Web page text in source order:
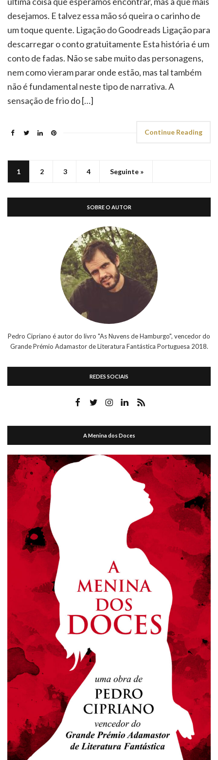
desejamos. E talvez essa mão só queira o carinho de
um toque quente. Ligação do Goodreads Ligação para
descarregar o conto gratuitamente Esta história é um
conto de fadas. Não se sabe muito das personagens,
nem como vieram parar onde estão, mas tal também
não é fundamental neste tipo de narrativa. A
sensação de frio do […]
Continue Reading
1 2 3 4 Seguinte »
SOBRE O AUTOR
Pedro Cipriano é autor do livro "As Nuvens de Hamburgo", vencedor do
Grande Prémio Adamastor de Literatura Fantástica Portuguesa 2018.
REDES SOCIAIS
A Menina dos Doces